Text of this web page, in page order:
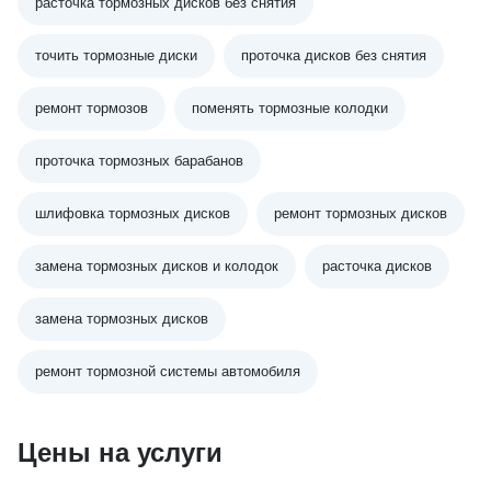
точить тормозные диски проточка дисков без снятия
ремонт тормозов поменять тормозные колодки
проточка тормозных барабанов
шлифовка тормозных дисков ремонт тормозных дисков
замена тормозных дисков и колодок расточка дисков
замена тормозных дисков
ремонт тормозной системы автомобиля
Цены на услуги